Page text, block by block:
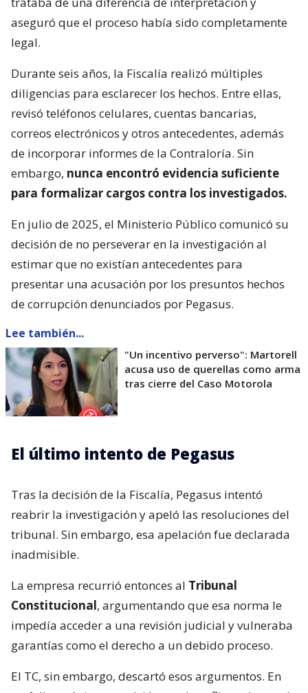
aseguró que el proceso había sido completamente
legal.
Durante seis años, la Fiscalía realizó múltiples
diligencias para esclarecer los hechos. Entre ellas,
revisó teléfonos celulares, cuentas bancarias,
correos electrónicos y otros antecedentes, además
de incorporar informes de la Contraloría. Sin
embargo, nunca encontró evidencia suficiente
para formalizar cargos contra los investigados.
En julio de 2025, el Ministerio Público comunicó su
decisión de no perseverar en la investigación al
estimar que no existían antecedentes para
presentar una acusación por los presuntos hechos
de corrupción denunciados por Pegasus.
Lee también...
"Un incentivo perverso": Martorell
acusa uso de querellas como arma
tras cierre del Caso Motorola
El último intento de Pegasus
Tras la decisión de la Fiscalía, Pegasus intentó
reabrir la investigación y apeló las resoluciones del
tribunal. Sin embargo, esa apelación fue declarada
inadmisible.
La empresa recurrió entonces al Tribunal
Constitucional, argumentando que esa norma le
impedía acceder a una revisión judicial y vulneraba
garantías como el derecho a un debido proceso.
El TC, sin embargo, descartó esos argumentos. En